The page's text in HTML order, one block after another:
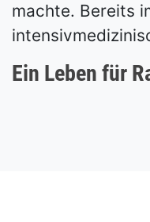
machte. Bereits
Ein Leben für